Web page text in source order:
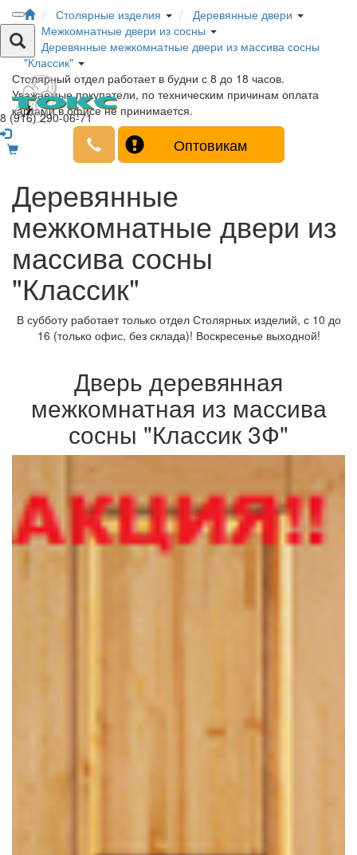
8 (916) 290-06-71
Столярные изделия
Деревянные двери
Межкомнатные двери из сосны
Деревянные межкомнатные двери из массива сосны
"Классик"
Столярный отдел работает в будни с 8 до 18 часов.
Уважаемые покупатели, по техническим причинам оплата
картами в офисе не принимается.
Оптовикам
Деревянные
межкомнатные двери из
массива сосны
"Классик"
В субботу работает только отдел Столярных изделий, с 10 до
16 (только офис, без склада)! Воскресенье выходной!
Дверь деревянная
межкомнатная из массива
сосны "Классик 3Ф"